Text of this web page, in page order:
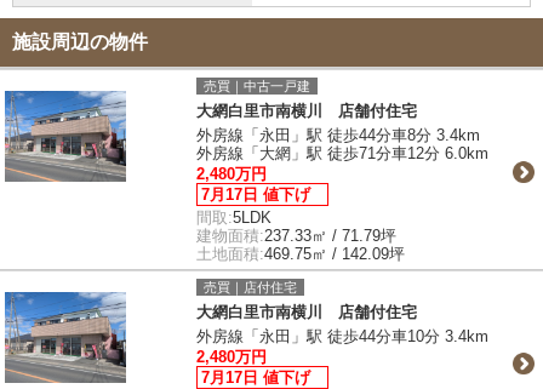
施設周辺の物件
売買｜中古一戸建
大網白里市南横川 店舗付住宅
外房線「永田」駅 徒歩44分車8分 3.4km
外房線「大網」駅 徒歩71分車12分 6.0km
2,480万円
7月17日 値下げ
間取:5LDK
建物面積:237.33㎡ / 71.79坪
土地面積:469.75㎡ / 142.09坪
売買｜店付住宅
大網白里市南横川 店舗付住宅
外房線「永田」駅 徒歩44分車10分 3.4km
2,480万円
7月17日 値下げ